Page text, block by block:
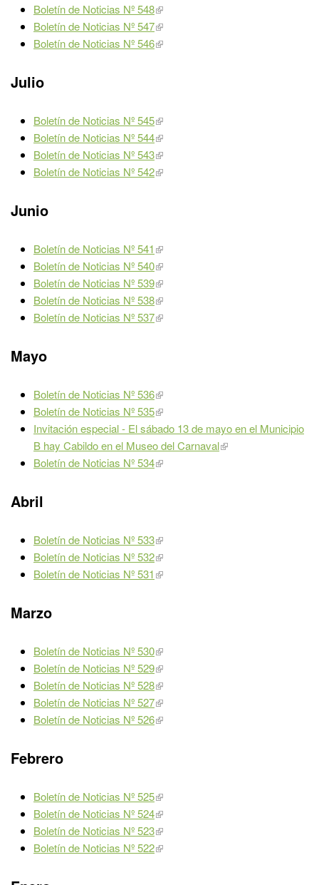
Boletín de Noticias Nº 548
Boletín de Noticias Nº 547
Boletín de Noticias Nº 546
Julio
Boletín de Noticias Nº 545
Boletín de Noticias Nº 544
Boletín de Noticias Nº 543
Boletín de Noticias Nº 542
Junio
Boletín de Noticias Nº 541
Boletín de Noticias Nº 540
Boletín de Noticias Nº 539
Boletín de Noticias Nº 538
Boletín de Noticias Nº 537
Mayo
Boletín de Noticias Nº 536
Boletín de Noticias Nº 535
Invitación especial - El sábado 13 de mayo en el Municipio
B hay Cabildo en el Museo del Carnaval
Boletín de Noticias Nº 534
Abril
Boletín de Noticias Nº 533
Boletín de Noticias Nº 532
Boletín de Noticias Nº 531
Marzo
Boletín de Noticias Nº 530
Boletín de Noticias Nº 529
Boletín de Noticias Nº 528
Boletín de Noticias Nº 527
Boletín de Noticias Nº 526
Febrero
Boletín de Noticias Nº 525
Boletín de Noticias Nº 524
Boletín de Noticias Nº 523
Boletín de Noticias Nº 522